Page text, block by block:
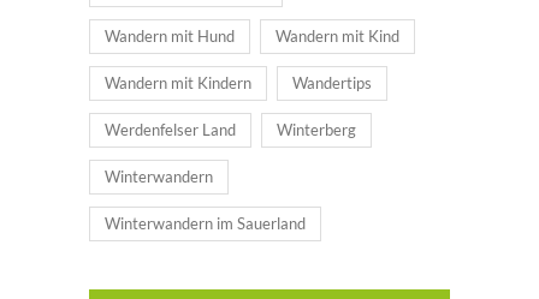
Wandern mit Hund Wandern mit Kind
Wandern mit Kindern Wandertips
Werdenfelser Land Winterberg
Winterwandern
Winterwandern im Sauerland